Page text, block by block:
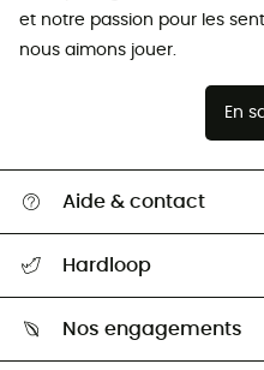
et notre passion pour les
nous aimons jouer.
En
Aide & contact
Guide des tailles
Hardloop
Nos engagements